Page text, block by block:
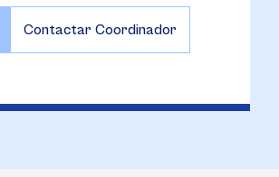
Contactar Coordinador